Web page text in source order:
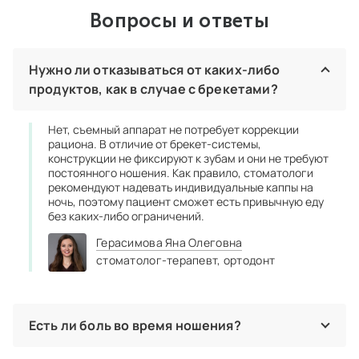
Вопросы и ответы
Нужно ли отказываться от каких-либо
продуктов, как в случае с брекетами?
Нет, съемный аппарат не потребует коррекции
рациона. В отличие от брекет-системы,
конструкции не фиксируют к зубам и они не требуют
постоянного ношения. Как правило, стоматологи
рекомендуют надевать индивидуальные каппы на
ночь, поэтому пациент сможет есть привычную еду
без каких-либо ограничений.
Герасимова Яна Олеговна
стоматолог-терапевт, ортодонт
Есть ли боль во время ношения?